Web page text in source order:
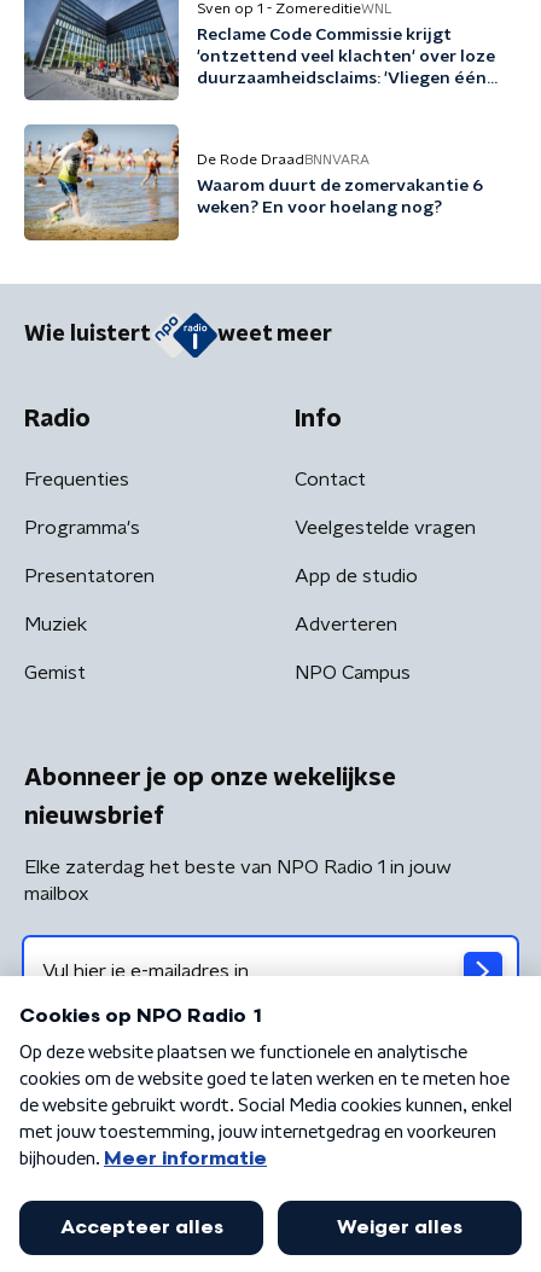
Sven op 1 - ZomereditieWNL
Reclame Code Commissie krijgt
'ontzettend veel klachten' over loze
duurzaamheidsclaims: 'Vliegen één
De Rode Draad BNNVARA
Waarom duurt de zomervakantie 6
weken? En voor hoelang nog?
Wie luistert weet meer
Radio
Frequenties
Programma's
Presentatoren
Muziek
Gemist
Info
Contact
Veelgestelde vragen
App de studio
Adverteren
NPO Campus
Abonneer je op onze wekelijkse
nieuwsbrief
Elke zaterdag het beste van NPO Radio 1 in jouw
mailbox
Algemene voorwaarden